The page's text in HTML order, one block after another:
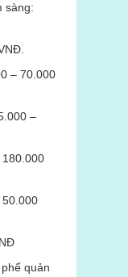
sàng:
– 70.000
–
50.000
quản